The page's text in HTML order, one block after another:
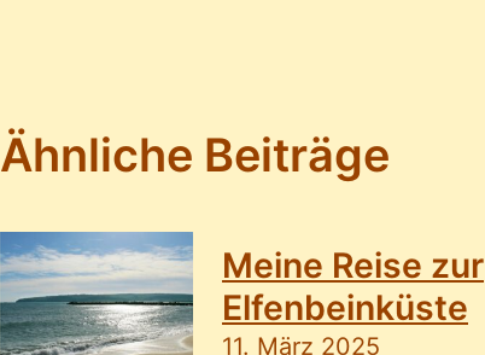
Ähnliche Beiträge
Meine Reise zur
Elfenbeinküste
11. März 2025